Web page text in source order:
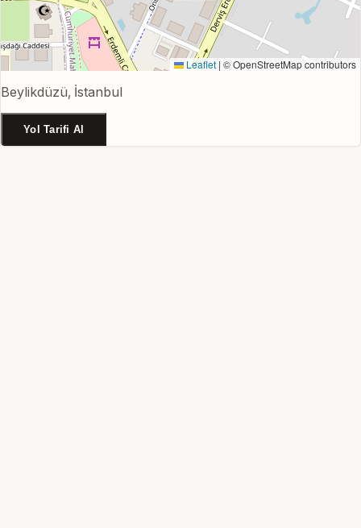
Leaflet | © OpenStreetMap contributors
Beylikdüzü, İstanbul
Yol Tarifi Al